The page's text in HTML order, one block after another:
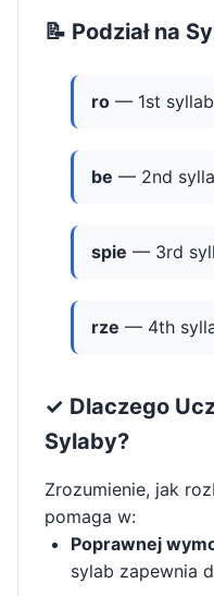
📝 Podział na
ro — 1st
be — 2nd
spie — 3rd
rze — 4th
✓ Dlaczego
Sylaby?
Zrozumienie, jak
pomaga w:
Poprawnej
sylab zapewnia